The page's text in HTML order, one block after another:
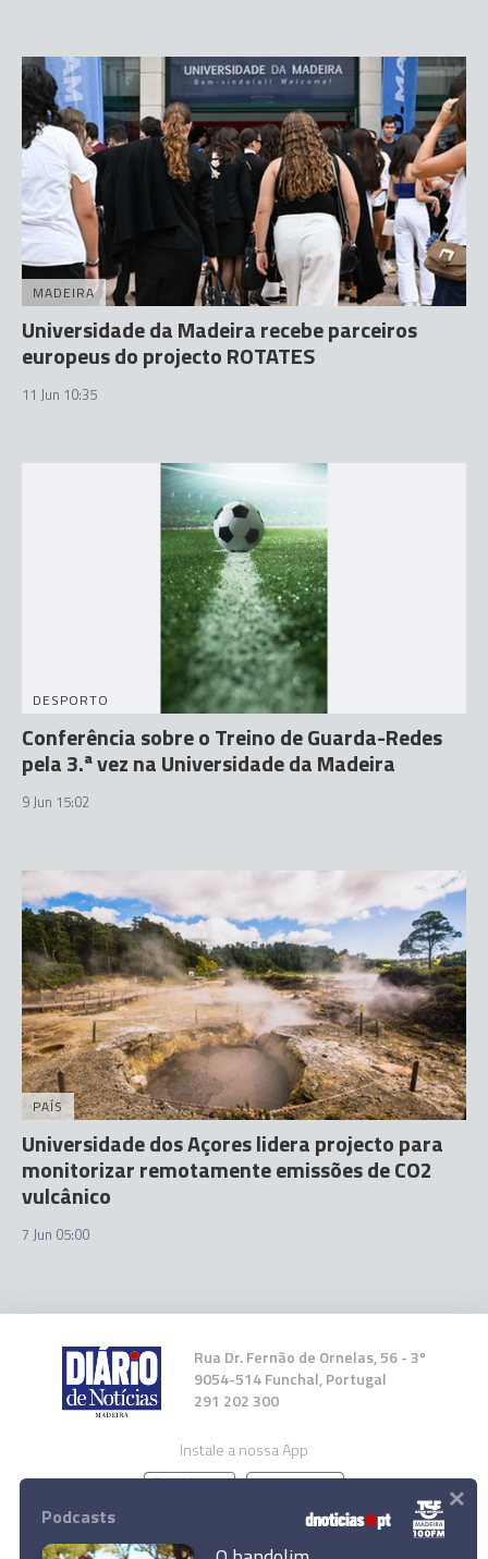
MADEIRA
Universidade da Madeira recebe parceiros
europeus do projecto ROTATES
11 Jun 10:35
DESPORTO
Conferência sobre o Treino de Guarda-Redes
pela 3.ª vez na Universidade da Madeira
9 Jun 15:02
PAÍS
Universidade dos Açores lidera projecto para
monitorizar remotamente emissões de CO2
vulcânico
7 Jun 05:00
Rua Dr. Fernão de Ornelas, 56 - 3º
9054-514 Funchal, Portugal
291 202 300
Instale a nossa App
Podcasts ×